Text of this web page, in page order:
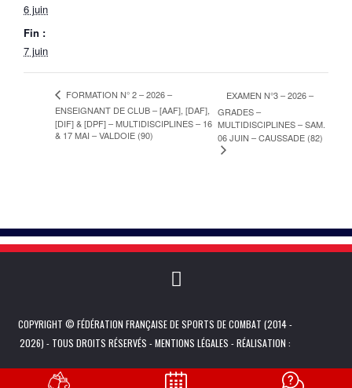
6 juin
Fin :
7 juin
FORMATION N° 2 – 2026 –
ENSEIGNANT DE CLUB – [AAF], [DAF],
[DIF] & [DPF] – MULTIDISCIPLINES – 16
& 17 MAI – VALDOIE (90)
EXAMEN N°3 – 2026 –
GRADES –
MULTIDISCIPLINES – SAM.
06 JUIN – CAUSSADE (82)
COPYRIGHT © FÉDÉRATION FRANÇAISE DE SPORTS DE COMBAT (2014 -
2026) - TOUS DROITS RÉSERVÉS -MENTIONS LÉGALES - RÉALISATION :